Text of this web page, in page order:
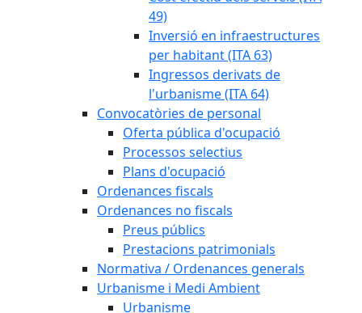
49)
Inversió en infraestructures
per habitant (ITA 63)
Ingressos derivats de
l'urbanisme (ITA 64)
Convocatòries de personal
Oferta pública d'ocupació
Processos selectius
Plans d'ocupació
Ordenances fiscals
Ordenances no fiscals
Preus públics
Prestacions patrimonials
Normativa / Ordenances generals
Urbanisme i Medi Ambient
Urbanisme